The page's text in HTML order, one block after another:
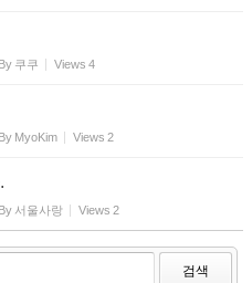
By 쿠쿠 Views 4
By MyoKim Views 2
By 서울사랑 Views 2
검색